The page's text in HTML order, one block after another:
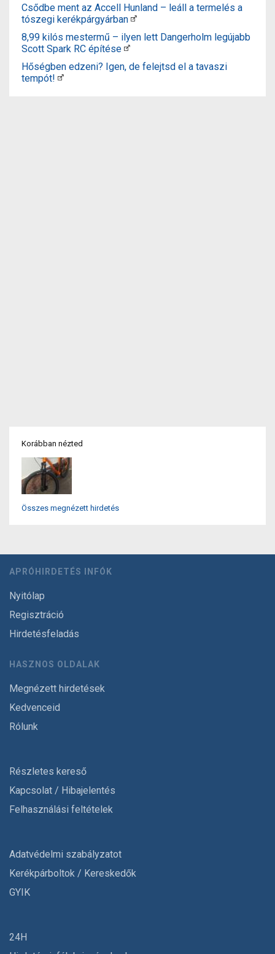
Csődbe ment az Accell Hunland – leáll a termelés a
tószegi kerékpárgyárban
8,99 kilós mestermű – ilyen lett Dangerholm legújabb
Scott Spark RC építése
Hőségben edzeni? Igen, de felejtsd el a tavaszi
tempót!
Korábban nézted
Összes megnézett hirdetés
APRÓHIRDETÉS INFÓK
Nyitólap
Regisztráció
Hirdetésfeladás
HASZNOS OLDALAK
Megnézett hirdetések
Kedvenceid
Rólunk
Részletes kereső
Kapcsolat / Hibajelentés
Felhasználási feltételek
Adatvédelmi szabályzatot
Kerékpárboltok / Kereskedők
GYIK
24H